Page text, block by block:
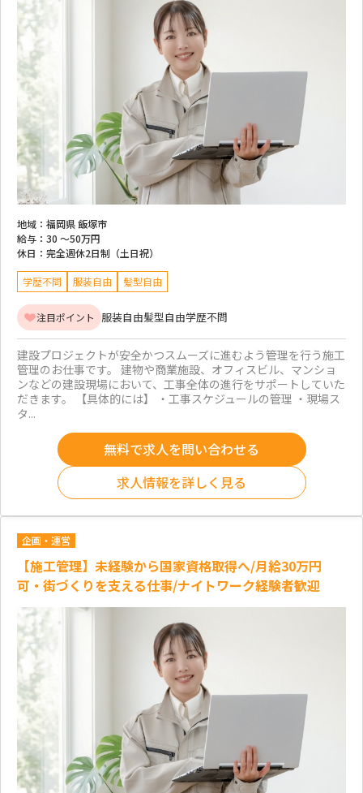
地域： 福岡県 飯塚市
給与： 30 ～50万円
休日： 完全週休2日制（土日祝）
学歴不問 服装自由 髪型自由
注目ポイント 服装自由髪型自由学歴不問
建設プロジェクトが安全かつスムーズに進むよう管理を行う施工
管理のお仕事です。 建物や商業施設、オフィスビル、マンショ
ンなどの建設現場において、工事全体の進行をサポートしていた
だきます。 【具体的には】 ・工事スケジュールの管理 ・現場ス
タ...
無料で求人を問い合わせる
求人情報を詳しく見る
企画・運営
【施工管理】未経験から国家資格取得へ/月給30万円
可・街づくりを支える仕事/ナイトワーク経験者歓迎